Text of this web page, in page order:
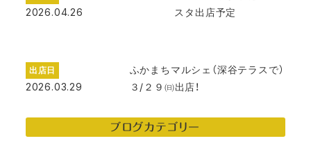
2026.04.26
スタ出店予定
出店日
2026.03.29
ふかまちマルシェ（深谷テラスで）
３/２９㈰出店！
ブログカテゴリー